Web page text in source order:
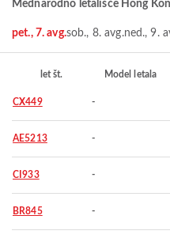
Mednarodno letališče Hong
pet., 7. avg.sob., 8. avg.ned., 9.
let št. Model letala
CX449 -
AE5213 -
CI933 -
BR845 -